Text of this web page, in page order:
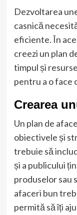
Dezvoltarea
casnică
eficiente. În
creezi un plan
timpul și
pentru a o face
Crearea
Un plan de
obiectivele și
trebuie să
și a publicului
produselor sau
afaceri bun
permită să îți